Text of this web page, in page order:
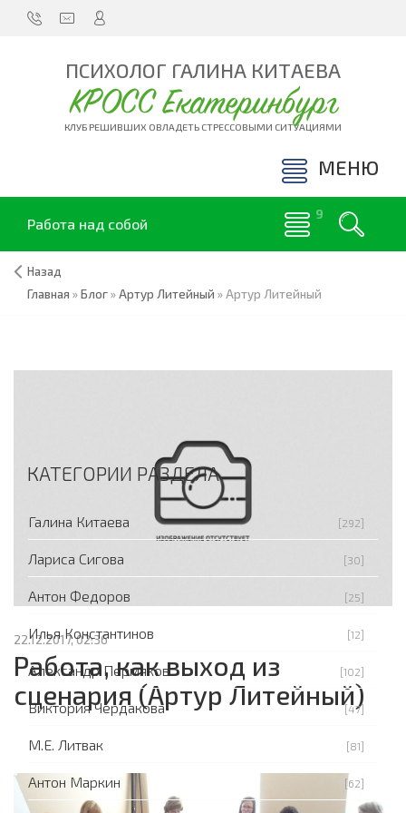
ПСИХОЛОГ ГАЛИНА КИТАЕВА
КРОСС Екатеринбург
КЛУБ РЕШИВШИХ ОВЛАДЕТЬ СТРЕССОВЫМИ СИТУАЦИЯМИ
МЕНЮ
Работа над собой
Назад
Главная »Блог»Артур Литейный »Артур Литейный
22.12.2017, 02:36
Работа, как выход из
сценария (Артур Литейный)
КАТЕГОРИИ РАЗДЕЛА
Галина Китаева [292]
Лариса Сигова [30]
Антон Федоров [25]
Илья Константинов [12]
Александр Пермяков [102]
Виктория Чердакова [47]
М.Е. Литвак [81]
Антон Маркин [62]